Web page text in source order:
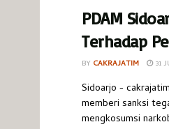
PDAM
Terhadap
BY CAKRAJATIM 31
Sidoarjo -
memberi sanksi
mengkosumsi